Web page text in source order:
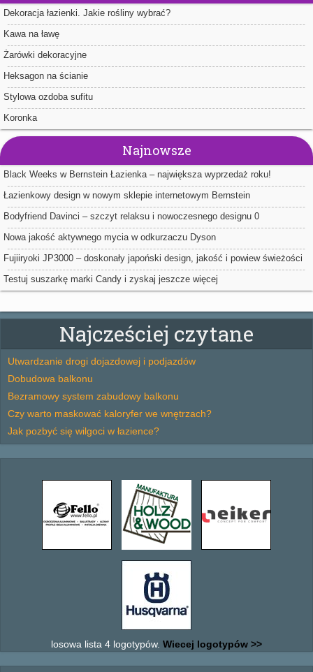
Dekoracja łazienki. Jakie rośliny wybrać?
Kawa na ławę
Żarówki dekoracyjne
Heksagon na ścianie
Stylowa ozdoba sufitu
Koronka
Najnowsze
Black Weeks w Bernstein Łazienka – największa wyprzedaż roku!
Łazienkowy design w nowym sklepie internetowym Bernstein
Bodyfriend Davinci – szczyt relaksu i nowoczesnego designu 0
Nowa jakość aktywnego mycia w odkurzaczu Dyson
Fujiiryoki JP3000 – doskonały japoński design, jakość i powiew świeżości
we wnętrzu Twojego domu
Testuj suszarkę marki Candy i zyskaj jeszcze więcej
Najcześciej czytane
Utwardzanie drogi dojazdowej i podjazdów
Dobudowa balkonu
Bezramowy system zabudowy balkonu
Czy warto maskować kaloryfer we wnętrzach?
Jak pozbyć się wilgoci w łazience?
losowa lista 4 logotypów. Wiecej logotypów >>